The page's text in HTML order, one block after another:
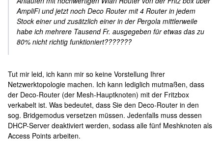
AmpliFi und jetzt noch Deco Router mit 4 Router in jedem
Stock einer und zusätzlich einer in der Pergola mittlerweile
habe ich mehrere Tausend Fr. ausgegeben für etwas das zu
80% nicht richtig funktioniert???????
Tut mir leid, ich kann mir so keine Vorstellung Ihrer
Netzwerktopologie machen. Ich kann lediglich mutmaßen, dass
der Deco-Router (der Mesh-Hauptknoten) mit der Fritzbox
verkabelt ist. Was bedeutet, dass Sie den Deco-Router in den
sog. Bridgemodus versetzen müssen. Jedenfalls muss dessen
DHCP-Server deaktiviert werden, sodass alle fünf Meshknoten als
Access Points arbeiten.